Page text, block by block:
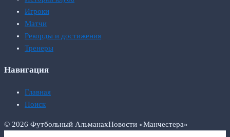
Игроки
Матчи
Рекорды и достижения
Тренеры
Навигация
Главная
Поиск
© 2026 Футбольный АльманахНовости «Манчестера»